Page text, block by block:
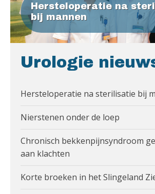
Hersteloperatie na
bij mannen
Urologie
Hersteloperatie na sterilisatie bij
Nierstenen onder de loep
Chronisch bekkenpijnsyndroom
aan klachten
Korte broeken in het Slingeland